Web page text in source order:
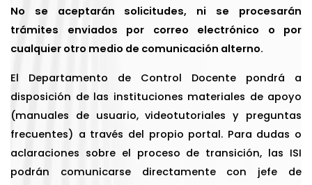
No se aceptarán solicitudes, ni se procesarán
trámites enviados por correo electrónico o por
cualquier otro medio de comunicación alterno.
El Departamento de Control Docente pondrá a
disposición de las instituciones materiales de apoyo
(manuales de usuario, videotutoriales y preguntas
frecuentes) a través del propio portal. Para dudas o
aclaraciones sobre el proceso de transición, las ISI
podrán comunicarse directamente con jefe de